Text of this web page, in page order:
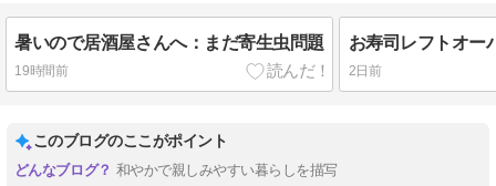
暑いので居酒屋さんへ：まだ寄生虫問題
19時間前 2日前
このブログのここがポイント
和やかで親しみやすい暮らしを描写